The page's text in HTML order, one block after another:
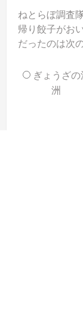
ねとらぼ調査
帰り餃子がお
だったのは次
ぎょうざの
洲